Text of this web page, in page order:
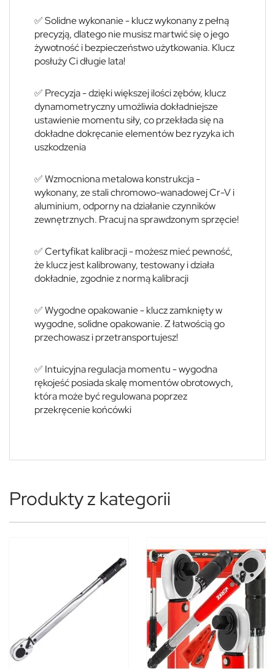
✅ Solidne wykonanie - klucz wykonany z pełną
precyzją, dlatego nie musisz martwić się o jego
żywotność i bezpieczeństwo użytkowania. Klucz
posłuży Ci długie lata!
✅ Precyzja - dzięki większej ilości zębów, klucz
dynamometryczny umożliwia dokładniejsze
ustawienie momentu siły, co przekłada się na
dokładne dokręcanie elementów bez ryzyka ich
uszkodzenia
✅ Wzmocniona metalowa konstrukcja -
wykonany, ze stali chromowo-wanadowej Cr-V i
aluminium, odporny na działanie czynników
zewnętrznych. Pracuj na sprawdzonym sprzęcie!
✅ Certyfikat kalibracji - możesz mieć pewność,
że klucz jest kalibrowany, testowany i działa
dokładnie, zgodnie z normą kalibracji
✅ Wygodne opakowanie - klucz zamknięty w
wygodne, solidne opakowanie. Z łatwością go
przechowasz i przetransportujesz!
✅ Intuicyjna regulacja momentu - wygodna
rękojeść posiada skalę momentów obrotowych,
która może być regulowana poprzez
przekręcenie końcówki
Produkty z kategorii